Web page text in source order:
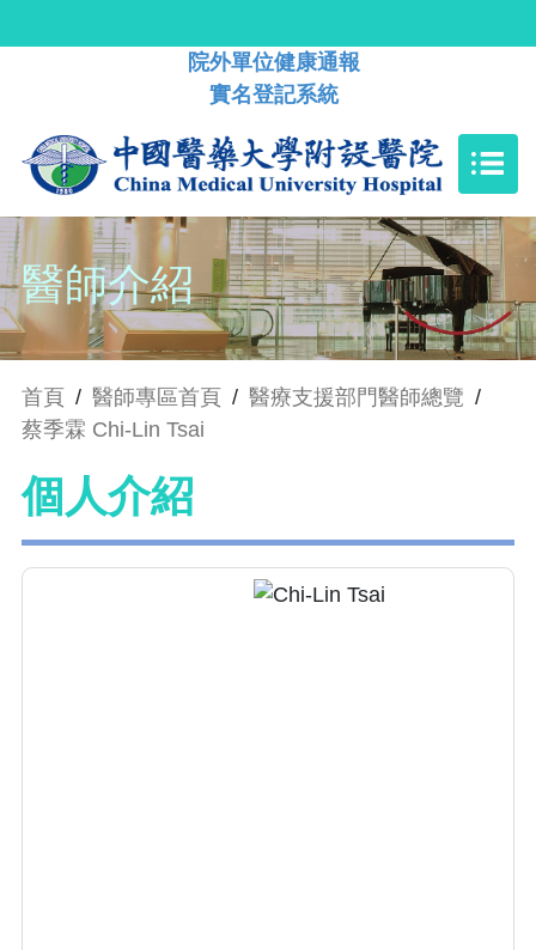
院外單位健康通報
實名登記系統
醫師介紹
首頁 / 醫師專區首頁 / 醫療支援部門醫師總覽 /
蔡季霖 Chi-Lin Tsai
個人介紹